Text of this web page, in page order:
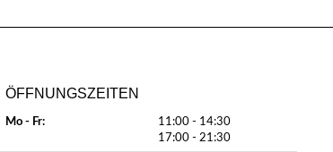
ÖFFNUNGSZEITEN
Mo - Fr:
11:00 - 14:30
17:00 - 21:30